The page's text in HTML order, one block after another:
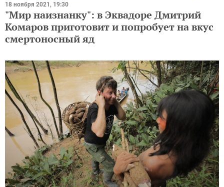
18 ноября 2021, 19:30
"Мир наизнанку": в Эквадоре Дмитрий
Комаров приготовит и попробует на вкус
смертоносный яд